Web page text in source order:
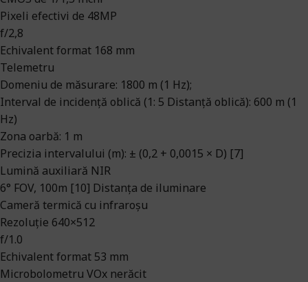
Pixeli efectivi de 48MP
f/2,8
Echivalent format 168 mm
Telemetru
Domeniu de măsurare: 1800 m (1 Hz);
Interval de incidență oblică (1: 5 Distanță oblică): 600 m (1
Hz)
Zona oarbă: 1 m
Precizia intervalului (m): ± (0,2 + 0,0015 × D) [7]
Lumină auxiliară NIR
6° FOV, 100m [10] Distanța de iluminare
Cameră termică cu infraroșu
Rezoluție 640×512
f/1.0
Echivalent format 53 mm
Microbolometru VOx nerăcit